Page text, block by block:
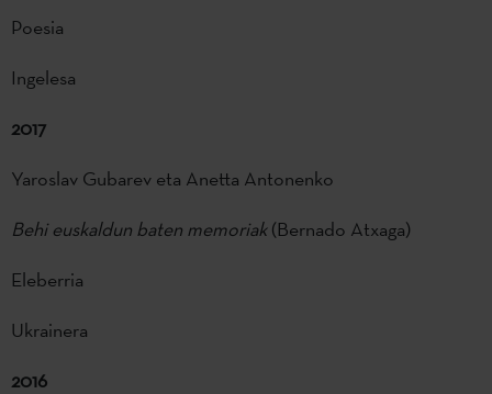
Poesia
Ingelesa
2017
Yaroslav Gubarev eta Anetta Antonenko
Behi euskaldun baten memoriak(Bernado Atxaga)
Eleberria
Ukrainera
2016